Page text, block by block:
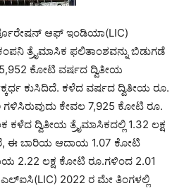
ಆಫ್ ಇಂಡಿಯಾ(LIC)
ತ್ರೈಮಾಸಿಕ ಫಲಿತಾಂಶವನ್ನು ಬಿಡುಗಡೆ
ಕೋಟಿ ವರ್ಷದ ದ್ವಿತೀಯ
ಕುಸಿದಿದೆ. ಕಳೆದ ವರ್ಷದ ದ್ವಿತೀಯ ರೂ.
ಕೇವಲ 7,925 ಕೋಟಿ ರೂ.
ದ್ವಿತೀಯ ತ್ರೈಮಾಸಿಕದಲ್ಲಿ 1.32 ಲಕ್ಷ
ಈ ಬಾರಿಯ ಆದಾಯ 1.07 ಕೋಟಿ
2.22 ಲಕ್ಷ ಕೋಟಿ ರೂ.ಗಳಿಂದ 2.01
2022 ರ ಮೇ ತಿಂಗಳಲ್ಲಿ